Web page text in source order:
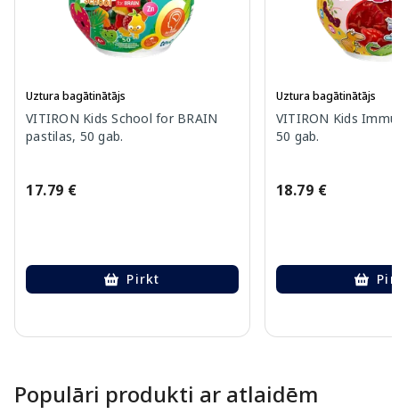
Uztura bagātinātājs
VITIRON Kids School for BRAIN
pastilas, 50 gab.
17.79 €
Pirkt
Uztura bagātinātājs
VITIRON Kids
50 gab.
18.79 €
Populāri produkti ar atlaidēm